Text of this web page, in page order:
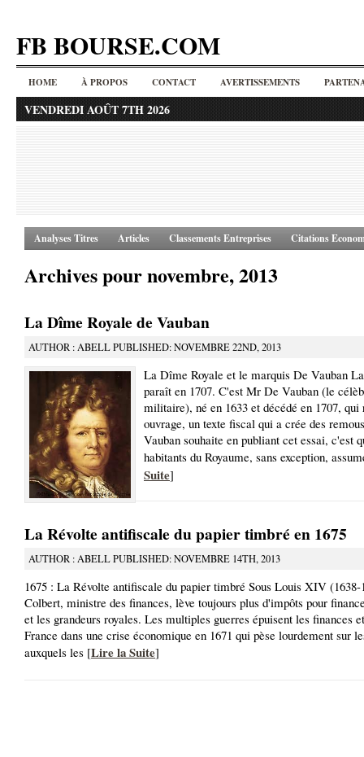
FB BOURSE.COM
HOME À PROPOS CONTACT AVERTISSEMENTS
VENDREDI AOÛT 7TH 2026
Analyses Titres Articles Classements Entreprises Citations
Archives pour novembre, 2013
La Dîme Royale de Vauban
AUTHOR : ABELL PUBLISHED: NOVEMBRE 22ND, 2013
La Dîme Royale et le marquis De Vauban
paraît en 1707. C'est Mr De Vauban (le
militaire), né en 1633 et décédé en 1707, qui
ouvrage, un texte fiscal qui a crée des
Vauban souhaite en publiant cet essai, c'est
habitants du Royaume, sans exception,
Suite]
La Révolte antifiscale du papier timbré en 1675
AUTHOR : ABELL PUBLISHED: NOVEMBRE 14TH, 2013
1675 : La Révolte antifiscale du papier timbré Sous Louis XIV (1638-
Colbert, ministre des finances, lève toujours plus d'impôts pour
et les grandeurs royales. Les multiples guerres épuisent les finances
France dans une crise économique en 1671 qui pèse lourdement sur
auxquels les [Lire la Suite]